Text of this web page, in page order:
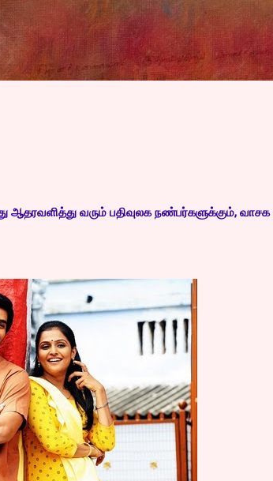
Skip to main content
வரும் பதிவுலக நண்பர்களுக்கும், வாசக